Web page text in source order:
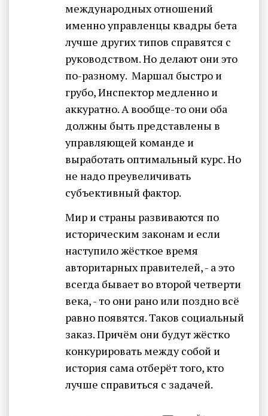
международных отношений
именно управленцы квадры бета
лучше других типов справятся с
руководством. Но делают они это
по-разному. Маршал быстро и
грубо, Инспектор медленно и
аккуратно. А вообще-то они оба
должны быть представлены в
управляющей команде и
выработать оптимальный курс. Но
не надо преувеличивать
субъективный фактор.
Мир и страны развиваются по
историческим законам и если
наступило жёсткое время
авторитарных правителей, - а это
всегда бывает во второй четверти
века, - то они рано или поздно всё
равно появятся. Таков социальный
заказ. Причём они будут жёстко
конкурировать между собой и
история сама отберёт того, кто
лучше справиться с задачей.